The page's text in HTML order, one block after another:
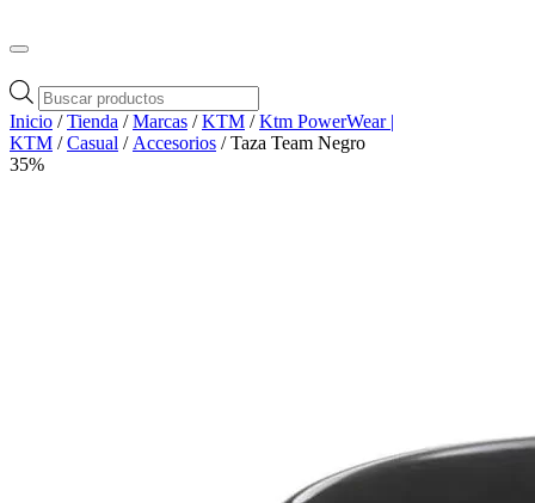
Búsqueda
de
productos
Inicio /Tienda /Marcas /KTM /Ktm PowerWear |
KTM /Casual / Accesorios / Taza Team Negro
35%